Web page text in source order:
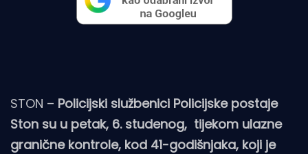
STON – Policijski službenici Policijske postaje
Ston su u petak, 6. studenog, tijekom ulazne
granične kontrole, kod 41-godišnjaka, koji je